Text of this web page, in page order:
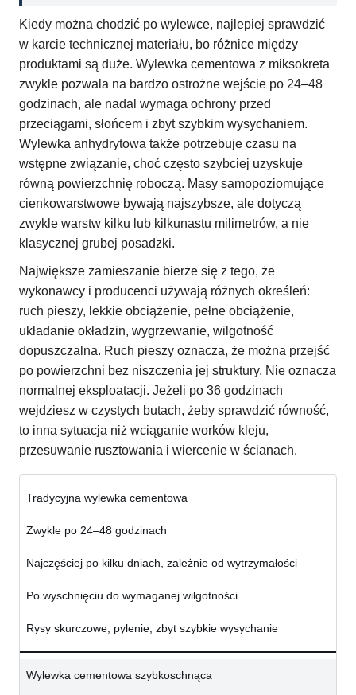
Kiedy można chodzić po wylewce, najlepiej sprawdzić
w karcie technicznej materiału, bo różnice między
produktami są duże. Wylewka cementowa z miksokreta
zwykle pozwala na bardzo ostrożne wejście po 24–48
godzinach, ale nadal wymaga ochrony przed
przeciągami, słońcem i zbyt szybkim wysychaniem.
Wylewka anhydrytowa także potrzebuje czasu na
wstępne związanie, choć często szybciej uzyskuje
równą powierzchnię roboczą. Masy samopoziomujące
cienkowarstwowe bywają najszybsze, ale dotyczą
zwykle warstw kilku lub kilkunastu milimetrów, a nie
klasycznej grubej posadzki.
Największe zamieszanie bierze się z tego, że
wykonawcy i producenci używają różnych określeń:
ruch pieszy, lekkie obciążenie, pełne obciążenie,
układanie okładzin, wygrzewanie, wilgotność
dopuszczalna. Ruch pieszy oznacza, że można przejść
po powierzchni bez niszczenia jej struktury. Nie oznacza
normalnej eksploatacji. Jeżeli po 36 godzinach
wejdziesz w czystych butach, żeby sprawdzić równość,
to inna sytuacja niż wciąganie worków kleju,
przesuwanie rusztowania i wiercenie w ścianach.
Tradycyjna wylewka cementowa
Zwykle po 24–48 godzinach
Najczęściej po kilku dniach, zależnie od wytrzymałości
Po wyschnięciu do wymaganej wilgotności
Rysy skurczowe, pylenie, zbyt szybkie wysychanie
Wylewka cementowa szybkoschnąca